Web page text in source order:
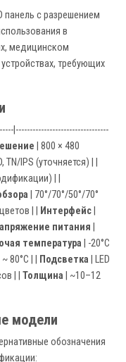
панель с разрешением
в
медицинском
требующих
|---------------------------------
| 800 × 480
TN/IPS (уточняется) | |
| |
| 70°/70°/50°/70°
| | Интерфейс
питания
температура | -20°C
~ 80°C | | Подсветка | LED
| | Толщина | ~10–12
модели
обозначения